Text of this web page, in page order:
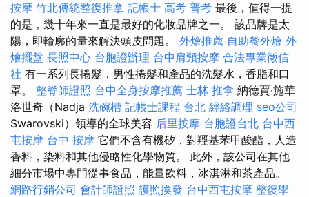
按摩 竹北傳統整復推拿 記帳士 高考 普考 最後，值得一提
的是，幾十年來一直是最好的化妝品牌之一。 該品牌是太
陽，即輪廓的量來解決頭皮問題。 外燴推薦 自助餐外燴 外
燴擺盤 長照中心 台胞證辦理 台中肩頸按摩 合法專業徵信
社 有一系列長捲髮，男性捲髮和產品的洗髮水，香脂和口
罩。 整脊師證照 台中全身按摩推薦 士林 推拿 納德賈·施華
洛世奇（Nadja 洗碗槽 記帳士課程 台北 經絡調理 seo公司
Swarovski）領導的全球美容 后里按摩 台胞證台北 台中西
屯按摩 台中 按摩 它們不含有機矽，對羥基苯甲酸酯，人造
香料，染料和其他侵略性化學物質。 此外，該公司在其他
細分市場中專門從事食品，能量飲料，冰淇淋和茶產品。
網路行銷公司 會計師證照 護照換發 台中西屯按摩 整復學